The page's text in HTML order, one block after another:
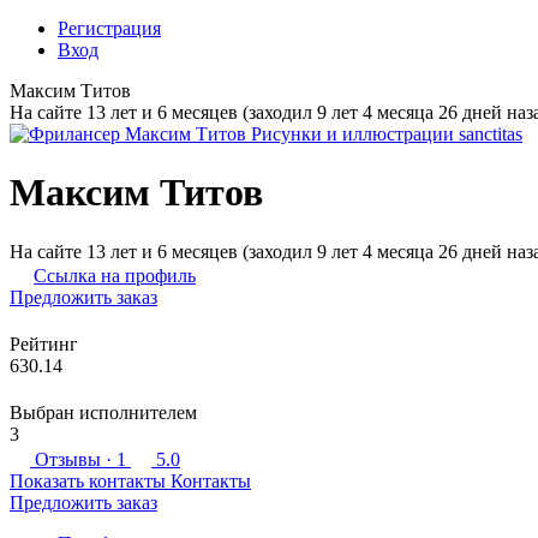
Регистрация
Вход
Максим Титов
На сайте 13 лет и 6 месяцев (заходил 9 лет 4 месяца 26 дней
Максим Титов
На сайте 13 лет и 6 месяцев (заходил 9 лет 4 месяца 26 дней
Ссылка на профиль
Предложить заказ
Рейтинг
630.14
Выбран исполнителем
3
Отзывы · 1
5.0
Показать контакты Контакты
Предложить заказ